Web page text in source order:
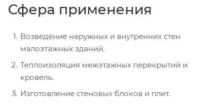
Сфера применения
Возведение наружных и внутренних стен
малоэтажных зданий.
Теплоизоляция межэтажных перекрытий и
кровель.
Изготовление стеновых блоков и плит.